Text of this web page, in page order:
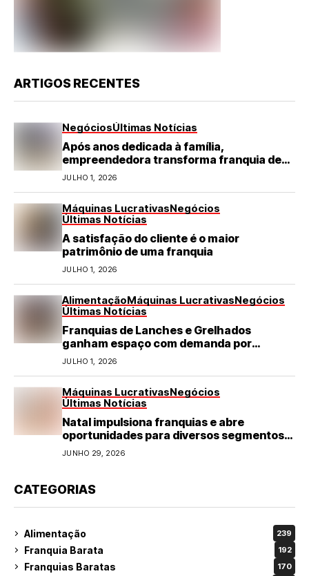
ARTIGOS RECENTES
NegóciosÚltimas Notícias
Após anos dedicada à família,
empreendedora transforma franquia de
turismo em negócio de destaque no RN
JULHO 1, 2026
Máquinas LucrativasNegócios
Últimas Notícias
A satisfação do cliente é o maior
patrimônio de uma franquia
JULHO 1, 2026
AlimentaçãoMáquinas LucrativasNegócios
Últimas Notícias
Franquias de Lanches e Grelhados
ganham espaço com demanda por
refeições rápidas e de qualidade
JULHO 1, 2026
Máquinas LucrativasNegócios
Últimas Notícias
Natal impulsiona franquias e abre
oportunidades para diversos segmentos
do varejo
JUNHO 29, 2026
CATEGORIAS
Alimentação 239
Franquia Barata 192
Franquias Baratas 170